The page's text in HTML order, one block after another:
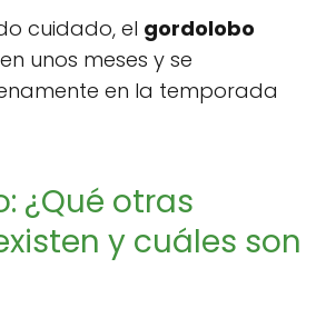
cuidado, el gordolobo
unos meses y se
en la temporada
¿Qué otras
y cuáles son